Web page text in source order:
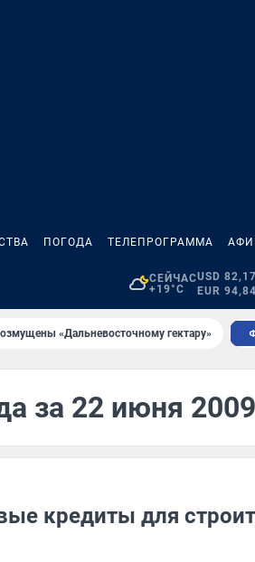
ПОГОДА ТЕЛЕПРОГРАММА
СЕЙЧАС
+19°C
USD 82,17
EUR 94,84
«Дальневосточному гектару»
за 22 июня 2009
кредиты для